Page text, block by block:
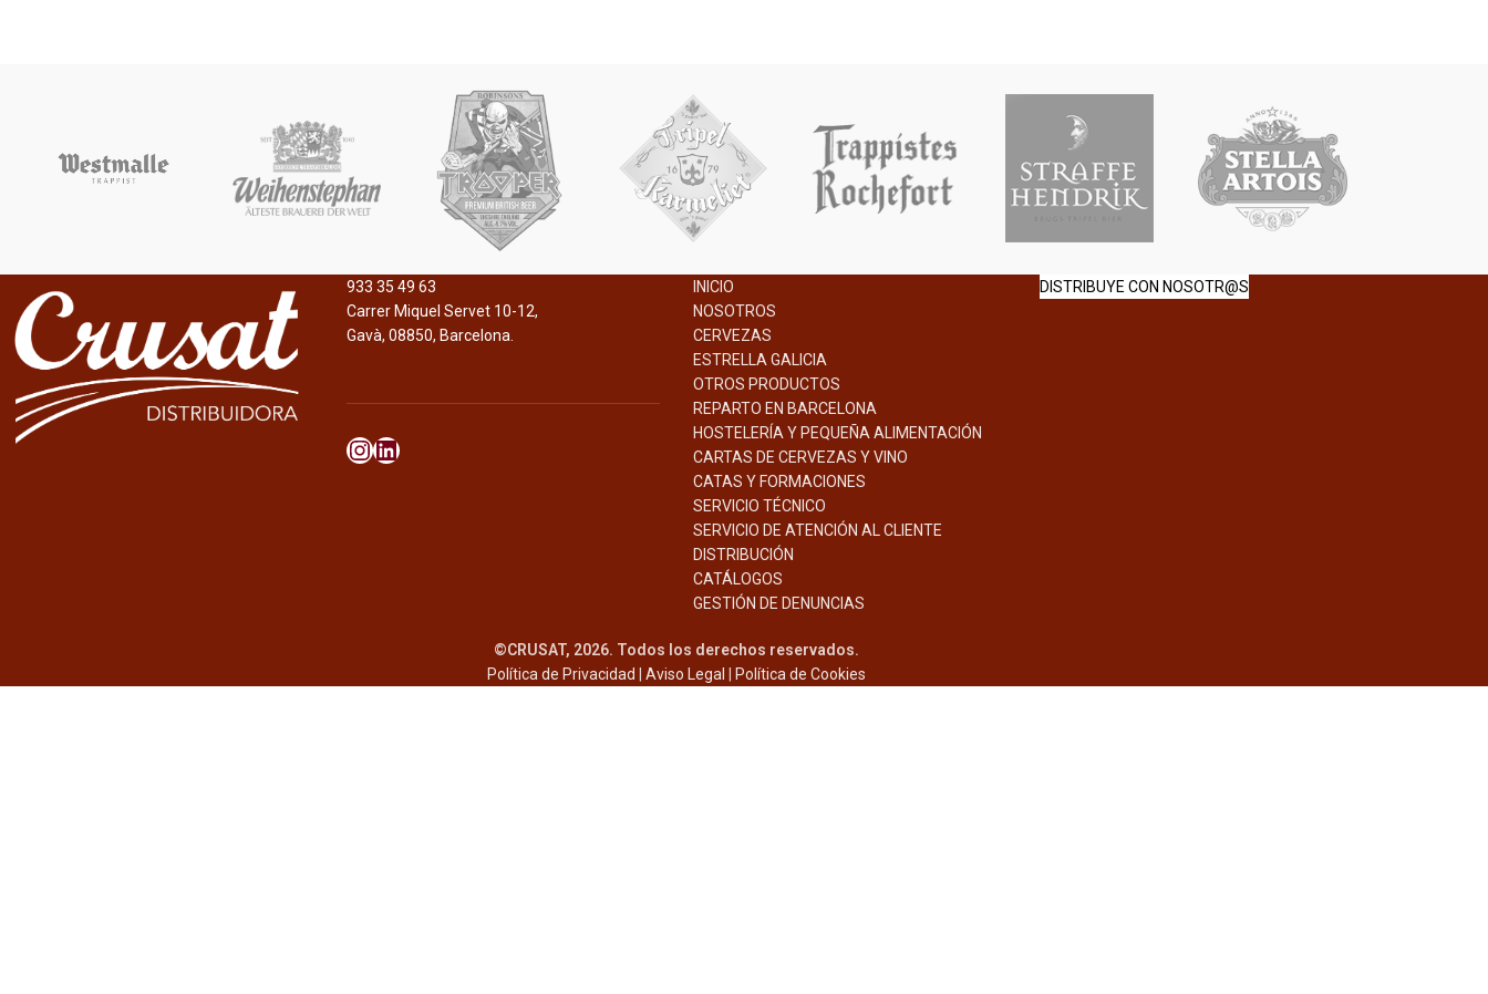
933 35 49 63
Carrer Miquel Servet 10-12,
Gavà, 08850, Barcelona.
INICIO
NOSOTROS
CERVEZAS
ESTRELLA GALICIA
OTROS PRODUCTOS
REPARTO EN BARCELONA
HOSTELERÍA Y PEQUEÑA ALIMENTACIÓN
CARTAS DE CERVEZAS Y VINO
CATAS Y FORMACIONES
SERVICIO TÉCNICO
SERVICIO DE ATENCIÓN AL CLIENTE
DISTRIBUCIÓN
CATÁLOGOS
GESTIÓN DE DENUNCIAS
DISTRIBUYE CON NOSOTR@S
©CRUSAT, 2026. Todos los derechos reservados.
Política de Privacidad | Aviso Legal | Política de Cookies